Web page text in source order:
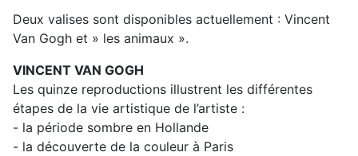
Deux valises sont disponibles actuellement : Vincent
Van Gogh et » les animaux ».
VINCENT VAN GOGH
Les quinze reproductions illustrent les différentes
étapes de la vie artistique de l’artiste :
- la période sombre en Hollande
- la découverte de la couleur à Paris